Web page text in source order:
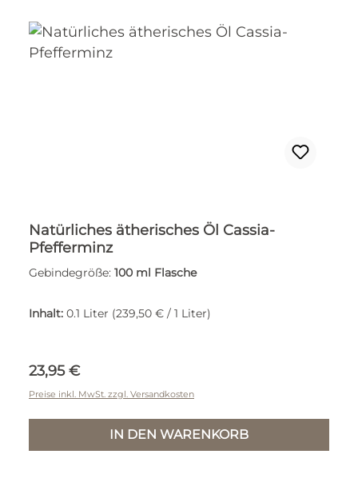
Natürliches ätherisches Öl Cassia-
Pfefferminz
Gebindegröße: 100 ml Flasche
Inhalt: 0.1 Liter (239,50 € / 1 Liter)
Regulärer Preis:
23,95 €
Preise inkl. MwSt. zzgl. Versandkosten
IN DEN WARENKORB